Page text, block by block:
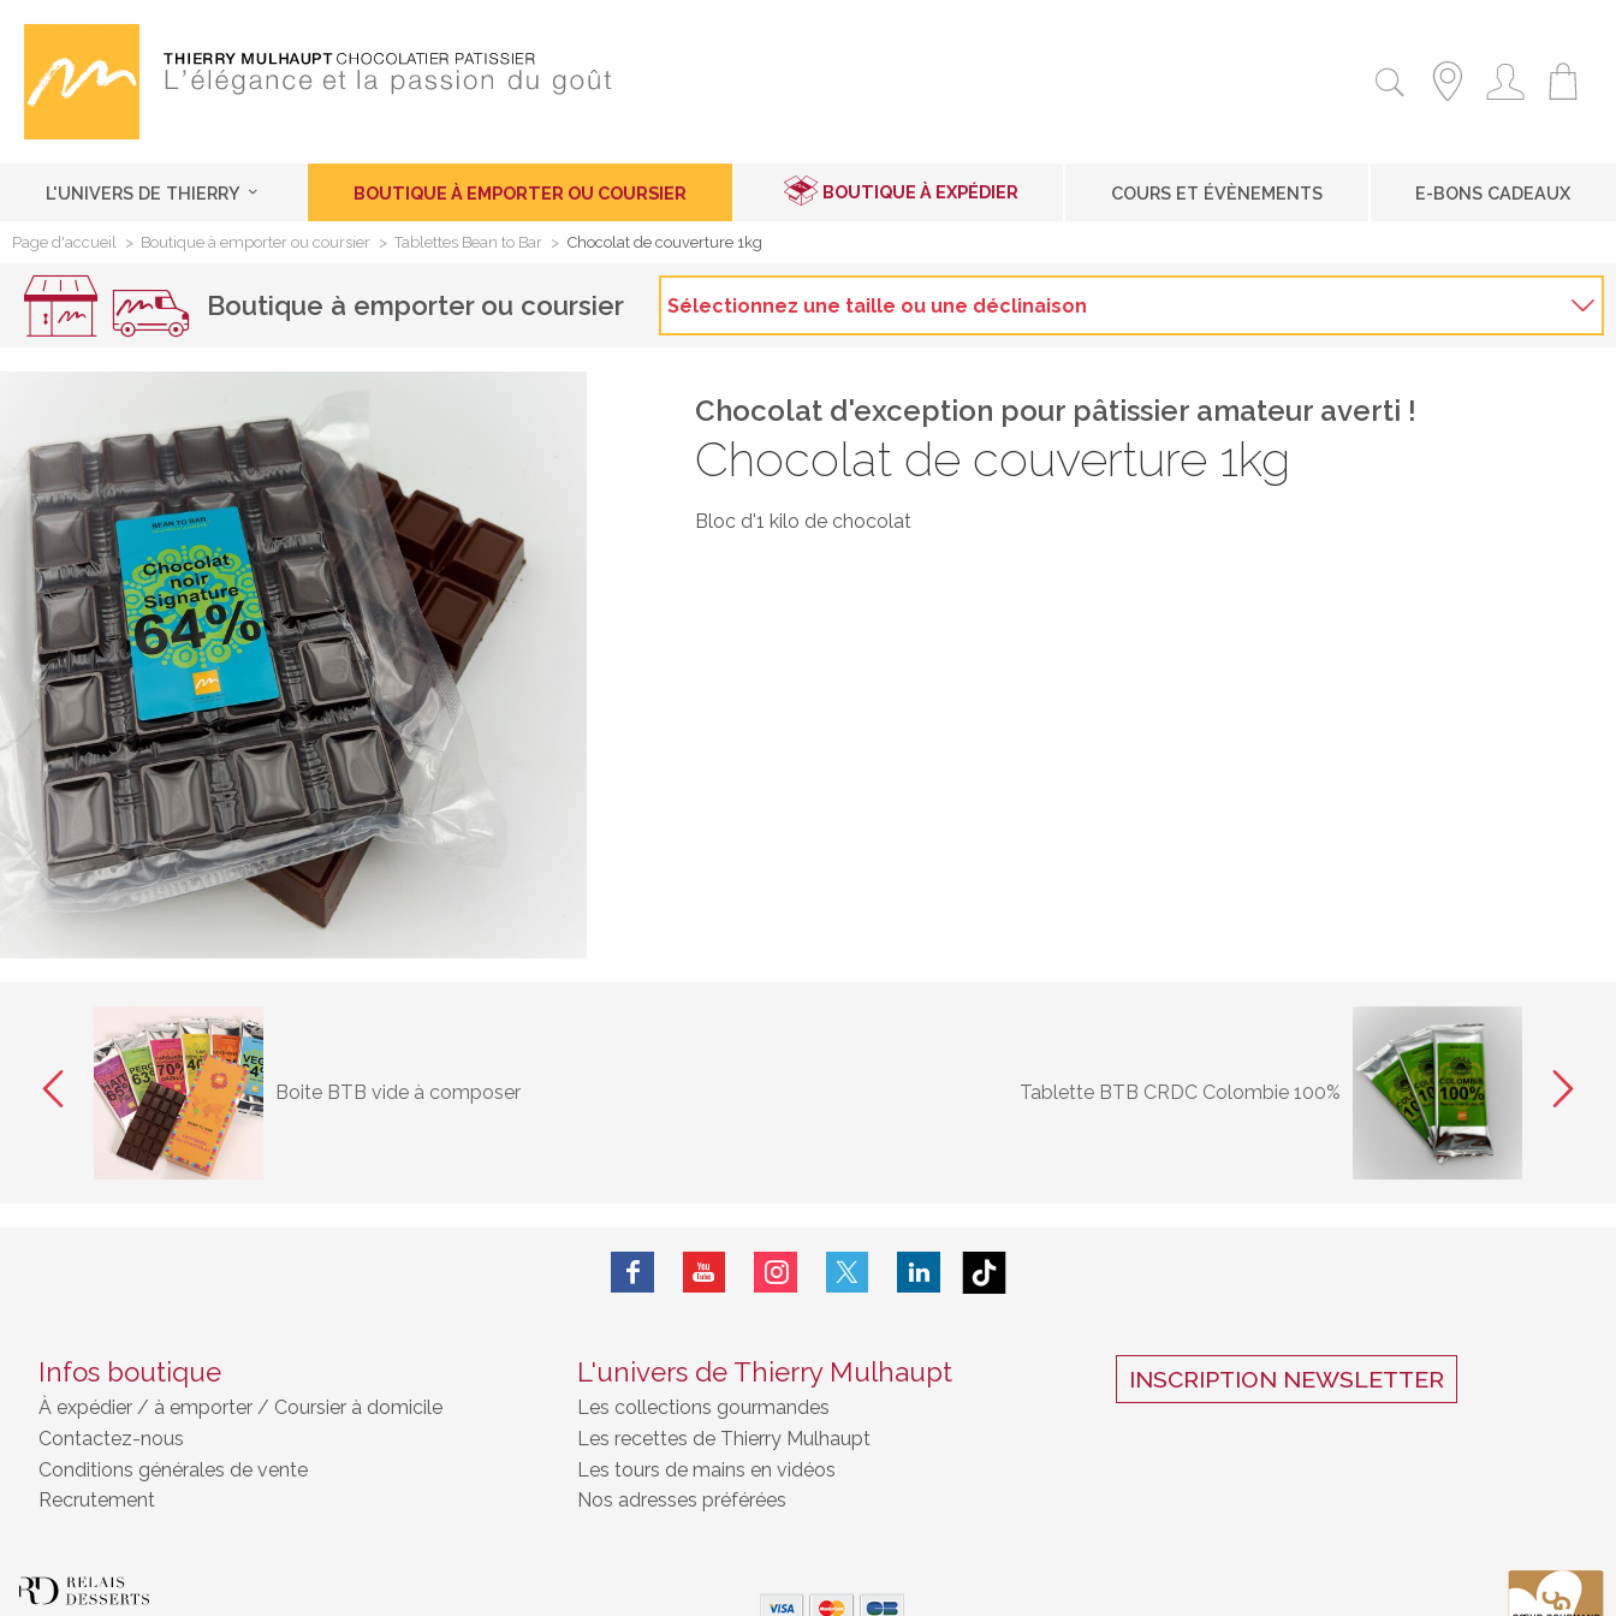
L'UNIVERS DE THIERRY BOUTIQUE À EMPORTER OU COURSIER BOUTIQUE À EXPÉDIER COURS ET ÉVÈNEMENTS E-BONS CADEAUX
Page d'accueil > Boutique à emporter ou coursier > Tablettes Bean to Bar > Chocolat de couverture 1kg
Boutique à emporter ou coursier Sélectionnez une taille ou une déclinaison
Chocolat d'exception pour pâtissier amateur averti !
Chocolat de couverture 1kg
Bloc d'1 kilo de chocolat
Boite BTB vide à composer Tablette BTB CRDC Colombie 100%
Infos boutique
À expédier / à emporter / Coursier à domicile
Contactez-nous
Conditions générales de vente
Recrutement
L'univers de Thierry Mulhaupt
Les collections gourmandes
Les recettes de Thierry Mulhaupt
Les tours de mains en vidéos
Nos adresses préférées
INSCRIPTION NEWSLETTER